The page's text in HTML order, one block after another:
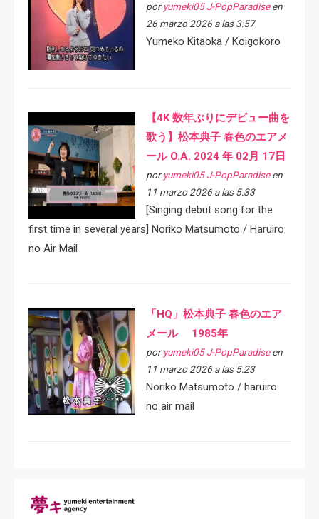
por yumeki05 J-PopParadiseen
26 marzo 2026 a las 3:57
Yumeko Kitaoka / Koigokoro
【4K 数年ぶりにデビュー曲を
歌う】松本典子 春色のエアメ
ール O.A. 2024 年 02月 17日
por yumeki05 J-PopParadiseen
11 marzo 2026 a las 5:33
[Singing debut song for the
first time in several years] Noriko Matsumoto / Haruiro
no Air Mail
「HQ」松本典子 春色のエア
メール 1985年
por yumeki05 J-PopParadiseen
11 marzo 2026 a las 5:23
Noriko Matsumoto / haruiro
no air mail